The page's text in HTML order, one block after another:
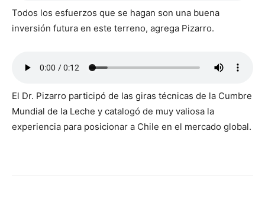
Todos los esfuerzos que se hagan son una buena
inversión futura en este terreno, agrega Pizarro.
El Dr. Pizarro participó de las giras técnicas de la Cumbre
Mundial de la Leche y catalogó de muy valiosa la
experiencia para posicionar a Chile en el mercado global.